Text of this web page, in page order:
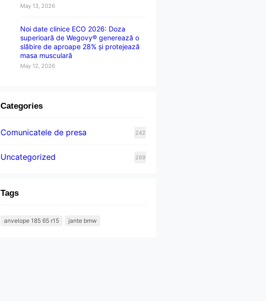
May 13, 2026
Noi date clinice ECO 2026: Doza
superioară de Wegovy® generează o
slăbire de aproape 28% și protejează
masa musculară
May 12, 2026
Categories
Comunicatele de presa 242
Uncategorized 269
Tags
anvelope 185 65 r15 jante bmw